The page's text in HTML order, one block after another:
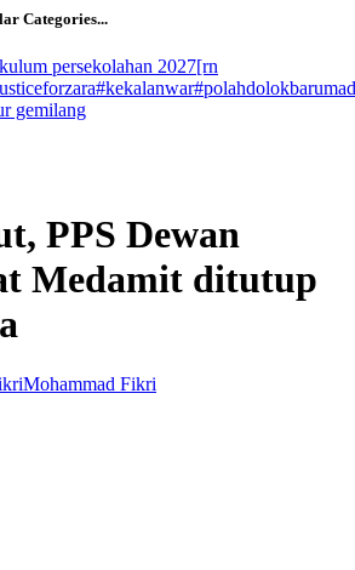
Categories...
persekolahan 2027[rn
#kekalanwar
gemilang
PPS Dewan
Medamit ditutup
Mohammad Fikri